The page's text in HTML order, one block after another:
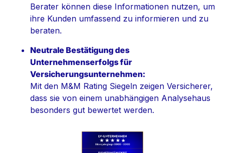
Berater können diese Informationen nutzen, um
ihre Kunden umfassend zu informieren und zu
beraten.
Neutrale Bestätigung des
Unternehmenserfolgs für
Versicherungsunternehmen:
Mit den M&M Rating Siegeln zeigen Versicherer,
dass sie von einem unabhängigen Analysehaus
besonders gut bewertet werden.